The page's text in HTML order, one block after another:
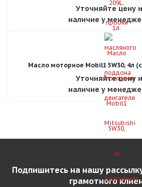
Уточняйте цену и
наличие у
Масло моторное Mobil1 5W30, 4л
Уточняйте цену и
наличие у
Подпишитесь на нашу
грамотного